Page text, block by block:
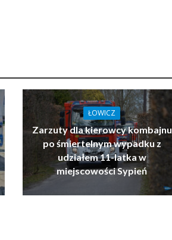
ŁOWICZ
Zarzuty dla kierowcy kombajnu
po śmiertelnym wypadku z
udziałem 11-latka w
miejscowości Sypień